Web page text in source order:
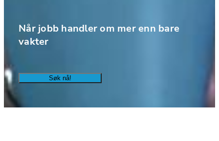
Når jobb handler om mer enn bare
vakter
Søk nå!